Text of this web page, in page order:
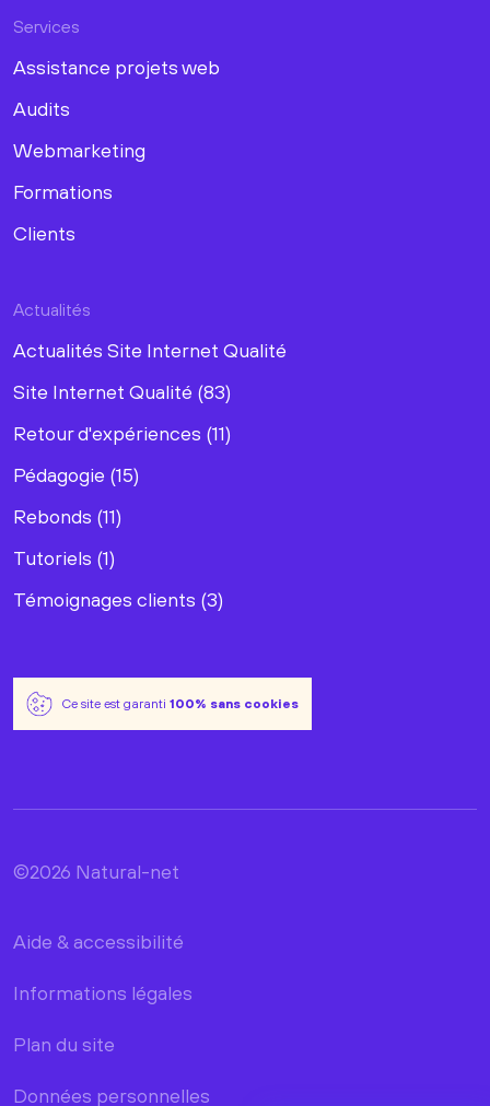
Services
Assistance projets web
Audits
Webmarketing
Formations
Clients
Actualités
Actualités Site Internet Qualité
Site Internet Qualité (83)
Retour d'expériences (11)
Pédagogie (15)
Rebonds (11)
Tutoriels (1)
Témoignages clients (3)
Ce site est garanti 100% sans cookies
©2026 Natural-net
Aide & accessibilité
Informations légales
Plan du site
Données personnelles